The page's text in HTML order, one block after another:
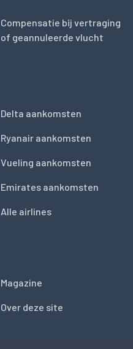
Compensatie bij vertraging
of geannuleerde vlucht
Delta aankomsten
Ryanair aankomsten
Vueling aankomsten
Emirates aankomsten
Alle airlines
Magazine
Over deze site